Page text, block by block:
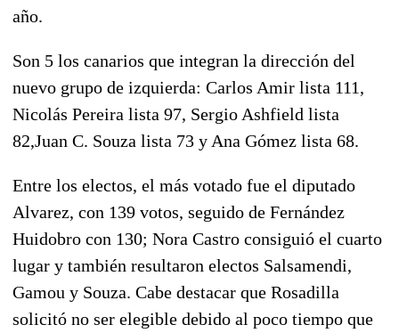
año.
Son 5 los canarios que integran la dirección del
nuevo grupo de izquierda: Carlos Amir lista 111,
Nicolás Pereira lista 97, Sergio Ashfield lista
82,Juan C. Souza lista 73 y Ana Gómez lista 68.
Entre los electos, el más votado fue el diputado
Alvarez, con 139 votos, seguido de Fernández
Huidobro con 130; Nora Castro consiguió el cuarto
lugar y también resultaron electos Salsamendi,
Gamou y Souza. Cabe destacar que Rosadilla
solicitó no ser elegible debido al poco tiempo que